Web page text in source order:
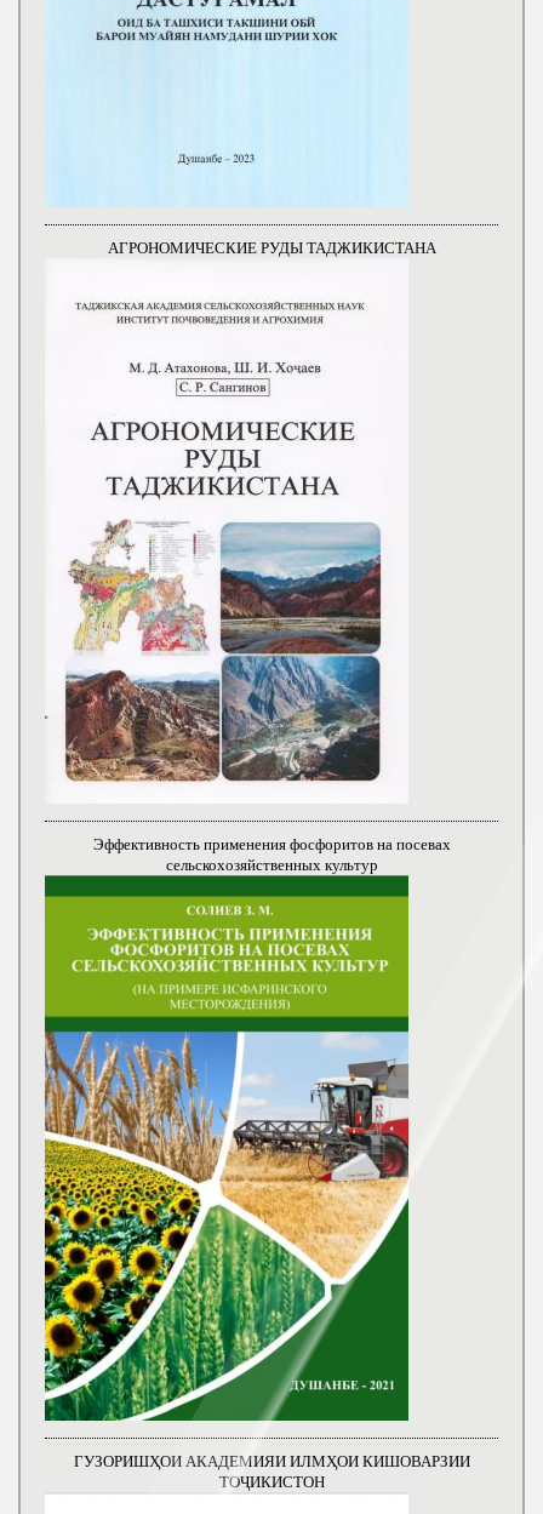
АГРОНОМИЧЕСКИЕ РУДЫ ТАДЖИКИСТАНА
Эффективность применения фосфоритов на посевах
сельскохозяйственных культур
ГУЗОРИШҲОИ АКАДЕМИЯИ ИЛМҲОИ КИШОВАРЗИИ
ТОҶИКИСТОН